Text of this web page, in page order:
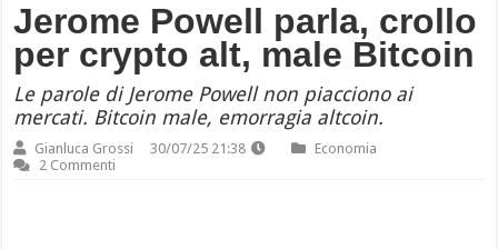
Jerome Powell parla, crollo
per crypto alt, male Bitcoin
Le parole di Jerome Powell non piacciono ai
mercati. Bitcoin male, emorragia altcoin.
Gianluca Grossi 30/07/25 21:38
Economia
2 Commenti